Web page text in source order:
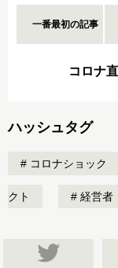
一番最初の記事
コロナ
ハッシュタグ
コロナショック
クト 経営者